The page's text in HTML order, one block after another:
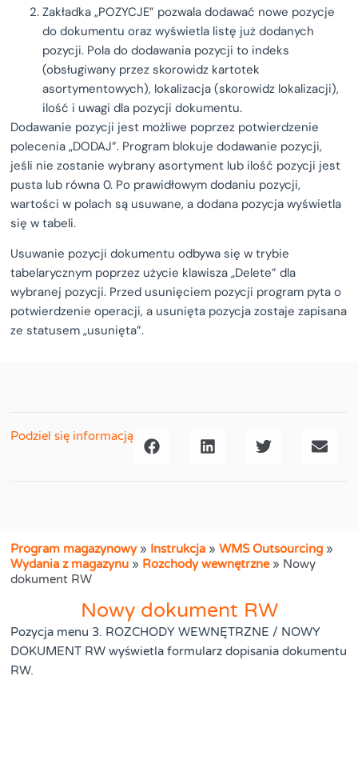
Zakładka „POZYCJE” pozwala dodawać nowe pozycje
do dokumentu oraz wyświetla listę już dodanych
pozycji. Pola do dodawania pozycji to indeks
(obsługiwany przez skorowidz kartotek
asortymentowych), lokalizacja (skorowidz lokalizacji),
ilość i uwagi dla pozycji dokumentu.
Dodawanie pozycji jest możliwe poprzez potwierdzenie
polecenia „DODAJ”. Program blokuje dodawanie pozycji,
jeśli nie zostanie wybrany asortyment lub ilość pozycji jest
pusta lub równa 0. Po prawidłowym dodaniu pozycji,
wartości w polach są usuwane, a dodana pozycja wyświetla
się w tabeli.
Usuwanie pozycji dokumentu odbywa się w trybie
tabelarycznym poprzez użycie klawisza „Delete” dla
wybranej pozycji. Przed usunięciem pozycji program pyta o
potwierdzenie operacji, a usunięta pozycja zostaje zapisana
ze statusem „usunięta”.
Podziel się informacją
Program magazynowy» Instrukcja »WMS Outsourcing »
Wydania z magazynu » Rozchody wewnętrzne» Nowy
dokument RW
Nowy dokument RW
Pozycja menu 3. ROZCHODY WEWNĘTRZNE / NOWY
DOKUMENT RW wyświetla formularz dopisania dokumentu
RW.